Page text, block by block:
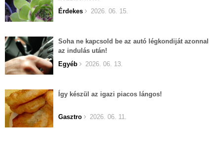
Érdekes
2026. 06. 15.
Soha ne kapcsold be az autó légkondiját azonnal
az indulás után!
Egyéb
2026. 06. 13.
Így készül az igazi piacos lángos!
Gasztro 2026. 06. 11.